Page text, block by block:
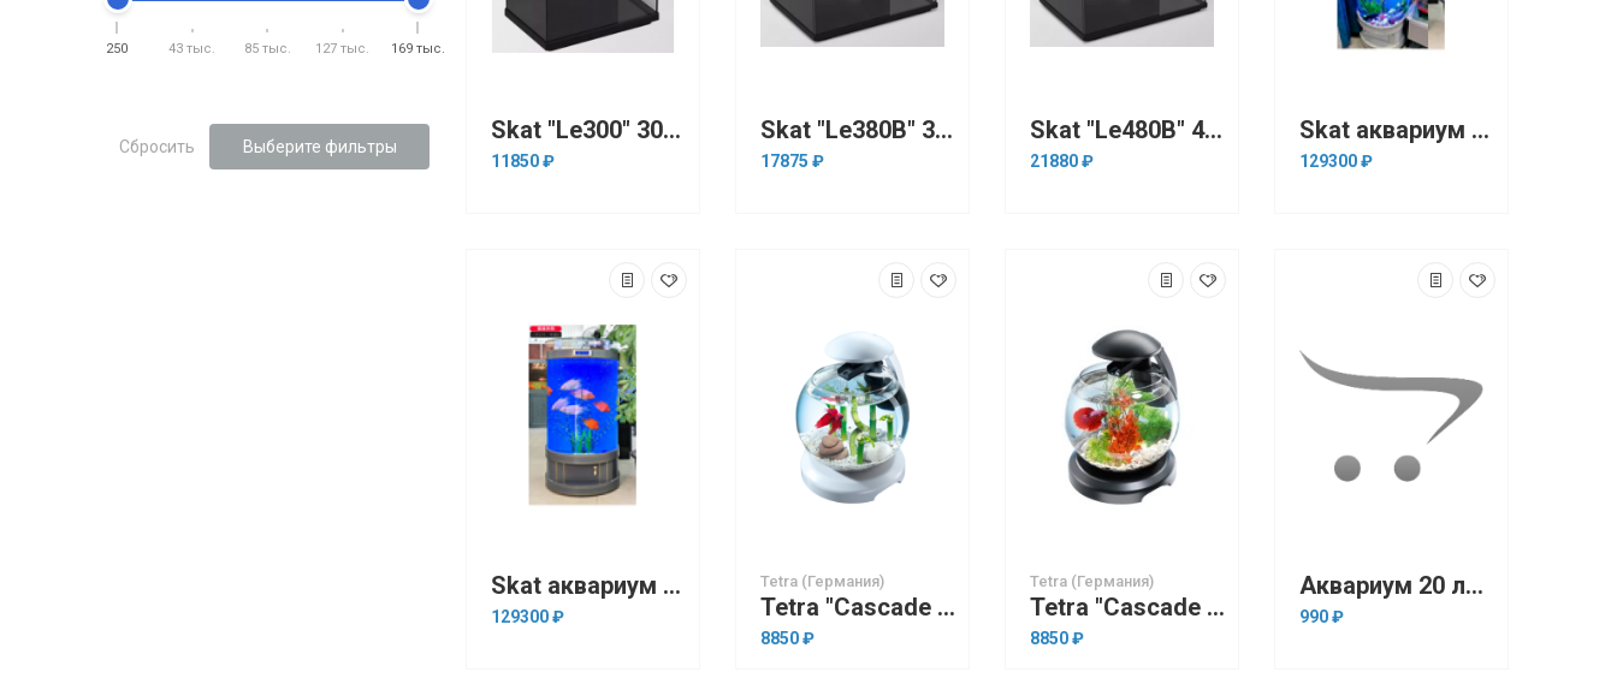
250 43 тыс. 85 тыс. 127 тыс. 169 тыс.
Сбросить Выберите фильтры
Skat "Le300" 300*200*276мм аквариум+Led +фильтр черный
11850 ₽
Skat "Le380В" 380х269х306мм аквариум+Led +фильтр+автокормушка черный
17875 ₽
Skat "Le480В" 480х269х306аквариум+Led +фильтр+автокормушка черный
21880 ₽
Skat аквариум полукруглый 62х50х138 см 230л белый матовый с золотом
129300 ₽
Skat аквариум полукруглый 62х50х138 см 230л. серый матовый с золотом
129300 ₽
Tetra (Германия)
Tetra "Cascade Globe White Edition" Белый, 6.8л, фильтр с водопадом, LED (аквариум)
8850 ₽
Tetra (Германия)
Tetra "Cascade Globe" Чёрный, 6.8л, фильтр с водопадом, LED (аквариум)
8850 ₽
Аквариум 20 литров б/у
990 ₽